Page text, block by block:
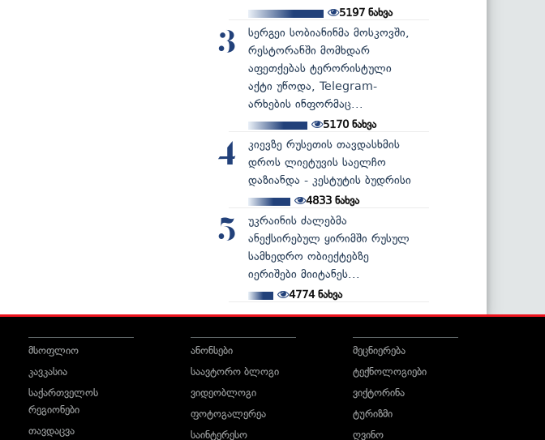
5197 ნახვა
3
სერგეი სობიანინმა მოსკოვში,
რესტორანში მომხდარ
აფეთქებას ტერორისტული
აქტი უწოდა, Telegram-
არხების ინფორმაც...
5170ნახვა
4
კიევზე რუსეთის თავდასხმის
დროს ლიეტუვის საელჩო
დაზიანდა - კესტუტის ბუდრისი
4833ნახვა
5
უკრაინის ძალებმა
ანექსირებულ ყირიმში რუსულ
სამხედრო ობიექტებზე
იერიშები მიიტანეს...
4774ნახვა
მსოფლიო
კავკასია
საქართველოს
რეგიონები
თავდაცვა
ანონსები
საავტორო ბლოგი
ვიდეობლოგი
ფოტოგალერეა
საინტერესო
მეცნიერება
ტექნოლოგიები
ვიქტორინა
ტურიზმი
ღვინო